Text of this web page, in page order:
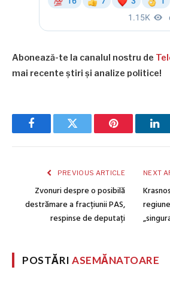
Abonează-te la canalul nostru de
mai recente știri și analize politice!
FacebookTwitter Pinterest
PREVIOUS ARTICLE
Zvonuri despre o posibilă
destrămare a fracțiunii PAS,
respinse de deputați
NEXT
POSTĂRIASEMĂNATOARE